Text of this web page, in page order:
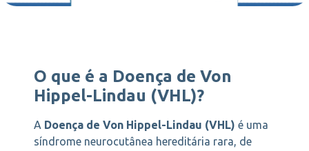
O que é a Doença de Von
Hippel-Lindau (VHL)?
A Doença de Von Hippel-Lindau (VHL) é uma
síndrome neurocutânea hereditária rara, de